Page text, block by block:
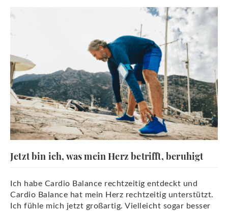
Jetzt bin ich, was mein Herz betrifft, beruhigt
Ich habe Cardio Balance rechtzeitig entdeckt und
Cardio Balance hat mein Herz rechtzeitig unterstützt.
Ich fühle mich jetzt großartig. Vielleicht sogar besser